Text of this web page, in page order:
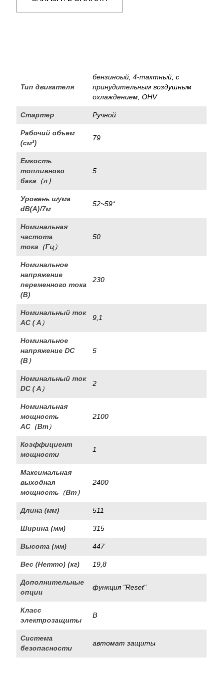
Тип двигателя
бензиноый, 4-тактный, с
принудительным воздушным
охлаждением, OHV
Стартер Ручной
Рабочий объем
(см³)
79
Емкость
топливного
бака（л）
5
Уровень шума
dB(A)/7м
52~59*
Номинальная
частота
тока（Гц）
50
Номинальное
напряжение
переменного тока
(В)
230
Номинальный ток
AC ( A）
9,1
Номинальное
напряжение DC
(B）
5
Номинальный ток
DC ( A）
2
Номинальная
мощность
AC（Вт）
2100
Коэффициент
мощности
1
Максимальная
выходная
мощность（Вт）
2400
Длина (мм) 511
Ширина (мм) 315
Высота (мм) 447
Вес (Нетто) (кг) 19,8
Дополнительные
опции
функция "Reset"
Класс
электрозащиты
В
Система
безопасности
автомат защиты